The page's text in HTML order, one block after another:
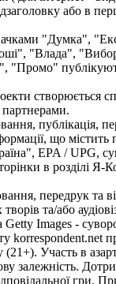
або в
"Думка",
"Влада",
"Промо"
створюється
публікація,
що містить
EPA / UPG,
в розділі Я-
передрук та
та/або
Images -
korrespondent.net
(21+). Участь в
залежність.
гри.